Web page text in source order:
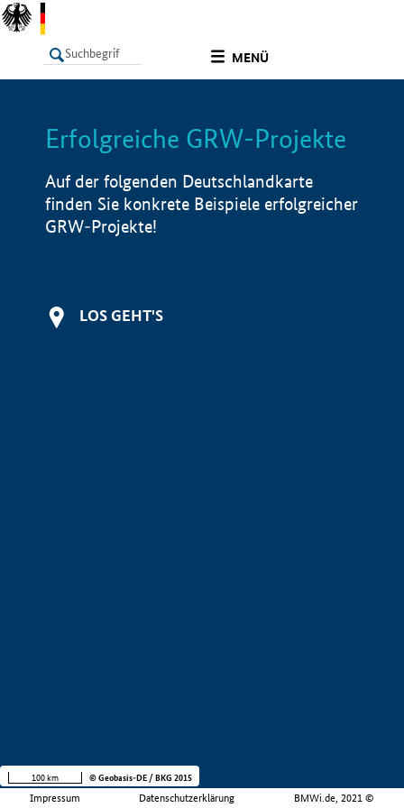
MENÜ
LISTE Info
Erfolgreiche GRW-Projekte
Auf der folgenden Deutschlandkarte
finden Sie konkrete Beispiele erfolgreicher
GRW-Projekte!
LOS GEHT'S
Impressum Datenschutzerklärung BMWi.de, 2021 ©
100 km © Geobasis-DE / BKG 2015